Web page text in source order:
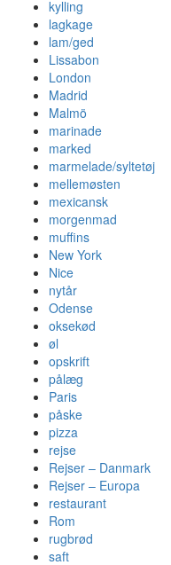
kylling
lagkage
lam/ged
Lissabon
London
Madrid
Malmö
marinade
marked
marmelade/syltetøj
mellemøsten
mexicansk
morgenmad
muffins
New York
Nice
nytår
Odense
oksekød
øl
opskrift
pålæg
Paris
påske
pizza
rejse
Rejser – Danmark
Rejser – Europa
restaurant
Rom
rugbrød
saft